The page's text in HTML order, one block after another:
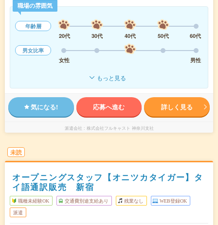
職場の雰囲気
年齢層
20代
30代 40代 50代
60代
男女比率
女性
男性
もっと見る
気になる! 応募へ進む 詳しく見る
派遣会社 株式会社フルキャスト 神奈川支社
未読
オープニングスタッフ【オニツカタイガー】タ
イ語通訳販売 新宿
職種未経験OK 交通費別途支給あり 残業なし WEB登録OK
派遣